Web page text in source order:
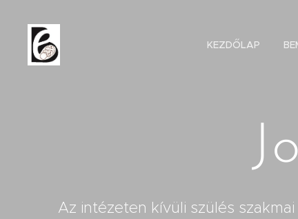
KEZDŐLAP
Az intézeten kívüli szülés